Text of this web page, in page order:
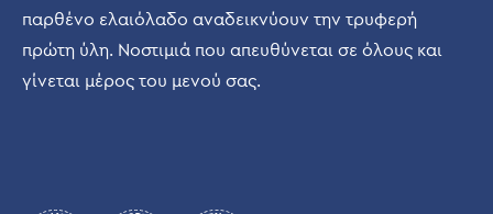
παρθένο ελαιόλαδο αναδεικνύουν την τρυφερή
πρώτη ύλη. Νοστιμιά που απευθύνεται σε όλους και
γίνεται μέρος του μενού σας.